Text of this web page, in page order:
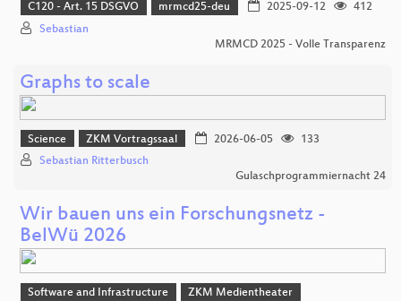
C120 - Art. 15 DSGVO mrmcd25-deu 2025-09-12
412
Sebastian
MRMCD 2025 - Volle Transparenz
Graphs to scale
Science ZKM Vortragssaal 2026-06-05
133
Sebastian Ritterbusch
Gulaschprogrammiernacht 24
Wir bauen uns ein Forschungsnetz -
BelWü 2026
Software and Infrastructure
ZKM Medientheater